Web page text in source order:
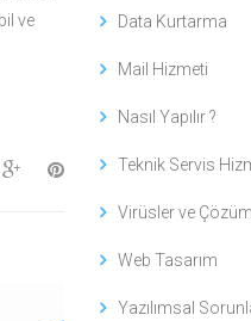
ve
Data Kurtarma
Mail Hizmeti
Nasıl Yapılır ?
Teknik Servis
Virüsler ve
Web Tasarım
Yazılımsal